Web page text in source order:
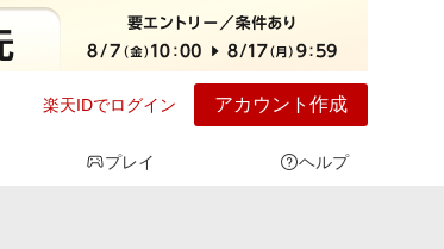
楽天IDでログイン アカウント作成
プレイ ヘルプ